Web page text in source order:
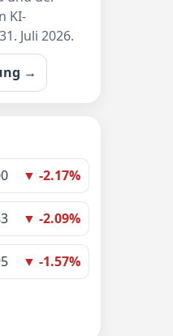
KI-
Juli 2026.
→
▼ -2.17%
▼ -2.09%
▼ -1.57%